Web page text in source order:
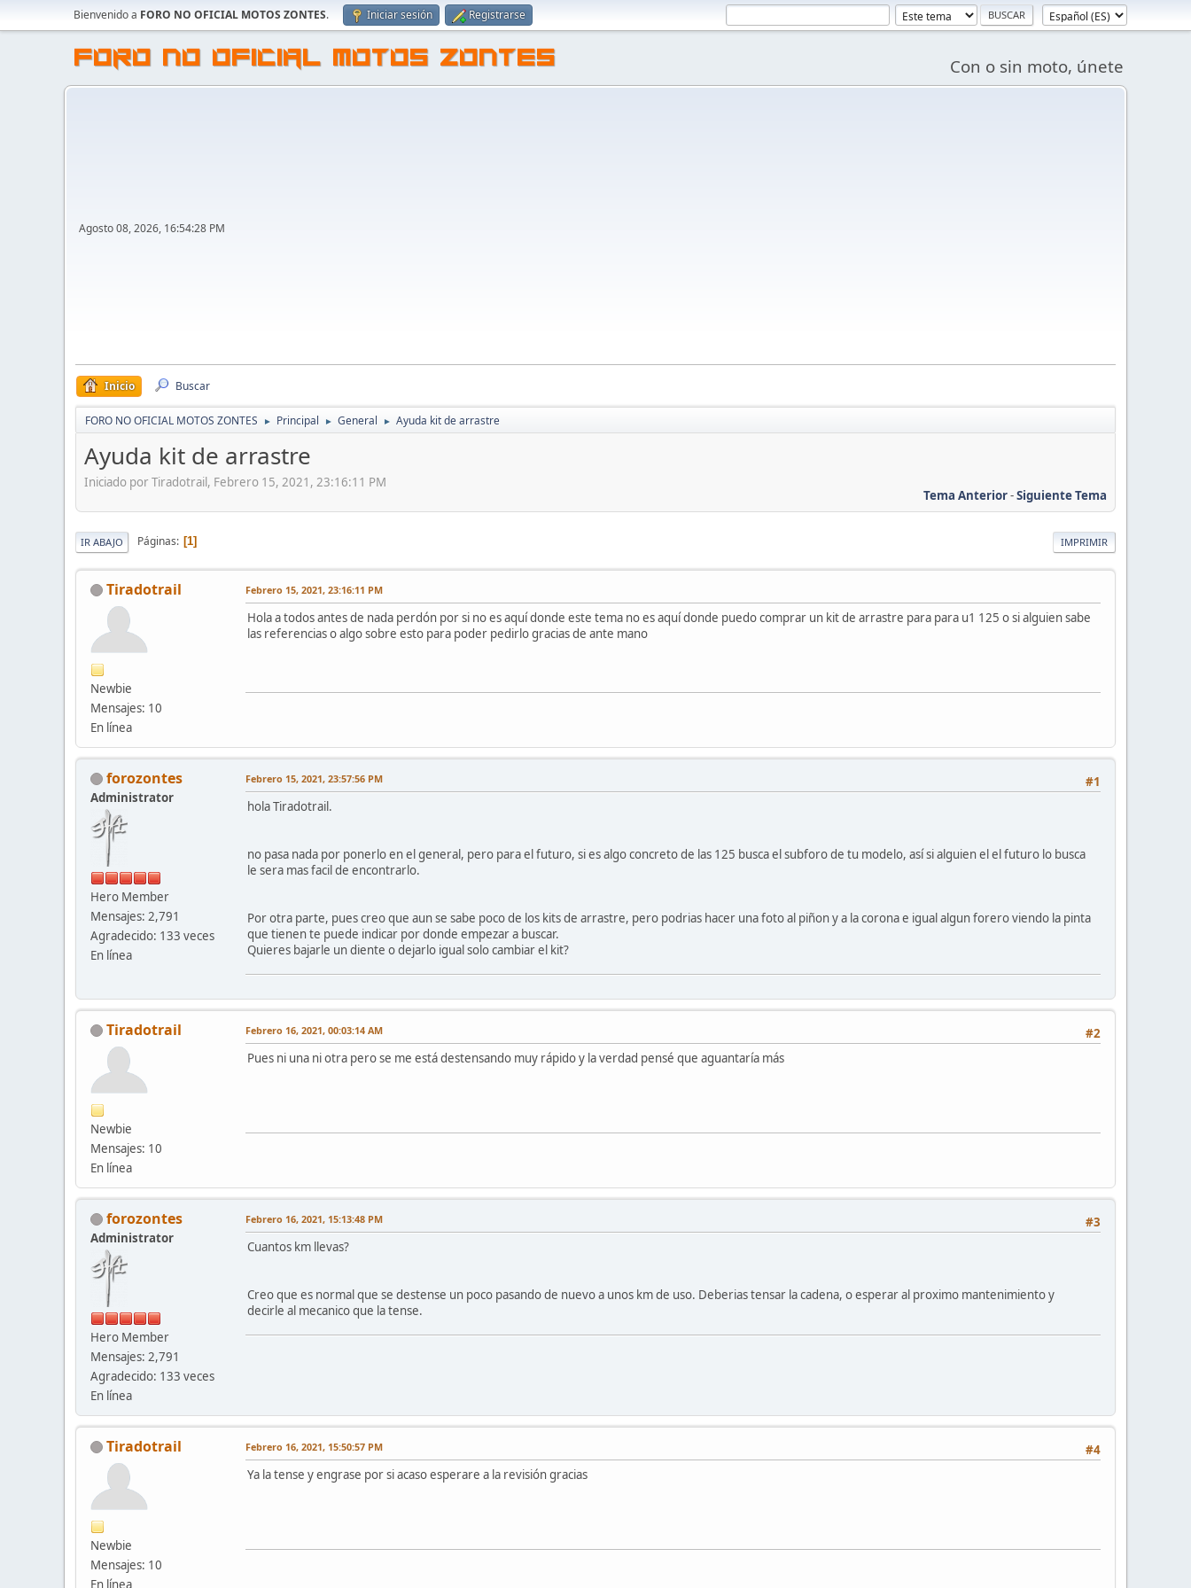
Bienvenido a FORO NO OFICIAL MOTOS ZONTES. Iniciar sesión Registrarse
FORO NO OFICIAL MOTOS ZONTES Con o sin moto, únete
Agosto 08, 2026, 16:54:28 PM
Inicio Buscar
FORO NO OFICIAL MOTOS ZONTES ► Principal ► General ► Ayuda kit de arrastre
Ayuda kit de arrastre
Iniciado por Tiradotrail, Febrero 15, 2021, 23:16:11 PM
Tema Anterior-Siguiente Tema
IMPRIMIR
IR ABAJO Páginas 1
Tiradotrail
Newbie
Mensajes: 10
En línea
Febrero 15, 2021, 23:16:11 PM
Hola a todos antes de nada perdón por si no es aquí donde este tema no es aquí donde puedo comprar un kit de arrastre para para u1 125 o si alguien sabe
las referencias o algo sobre esto para poder pedirlo gracias de ante mano
forozontes
Administrator
Hero Member
Mensajes: 2,791
Agradecido: 133 veces
En línea
#1
Febrero 15, 2021, 23:57:56 PM
hola Tiradotrail.
no pasa nada por ponerlo en el general, pero para el futuro, si es algo concreto de las 125 busca el subforo de tu modelo, así si alguien el el futuro lo busca
le sera mas facil de encontrarlo.
Por otra parte, pues creo que aun se sabe poco de los kits de arrastre, pero podrias hacer una foto al piñon y a la corona e igual algun forero viendo la pinta
que tienen te puede indicar por donde empezar a buscar.
Quieres bajarle un diente o dejarlo igual solo cambiar el kit?
Tiradotrail
Newbie
Mensajes: 10
En línea
#2
Febrero 16, 2021, 00:03:14 AM
Pues ni una ni otra pero se me está destensando muy rápido y la verdad pensé que aguantaría más
forozontes
Administrator
Hero Member
Mensajes: 2,791
Agradecido: 133 veces
En línea
#3
Febrero 16, 2021, 15:13:48 PM
Cuantos km llevas?
Creo que es normal que se destense un poco pasando de nuevo a unos km de uso. Deberias tensar la cadena, o esperar al proximo mantenimiento y
decirle al mecanico que la tense.
Tiradotrail
Newbie
Mensajes: 10
En línea
#4
Febrero 16, 2021, 15:50:57 PM
Ya la tense y engrase por si acaso esperare a la revisión gracias